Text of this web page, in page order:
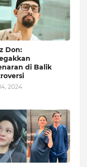
Don:
di Balik
2024